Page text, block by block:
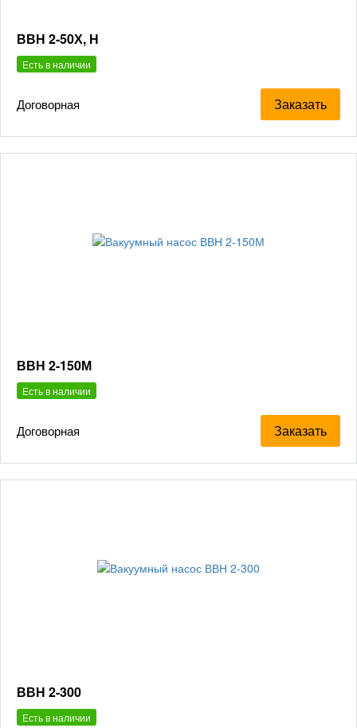
ВВН 2-50Х, Н
Есть в наличии
Договорная Заказать
ВВН 2-150М
Есть в наличии
Договорная Заказать
ВВН 2-300
Есть в наличии